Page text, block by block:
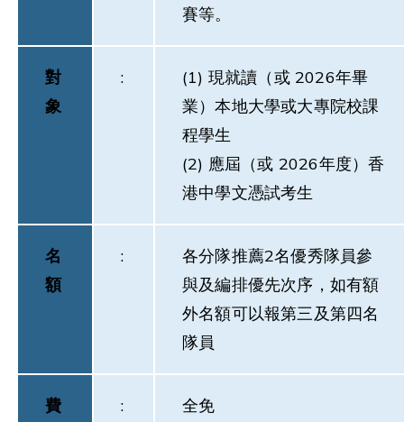
賽等。
對
象
:
(1) 現就讀（或 2026年畢
業）本地大學或大專院校課
程學生
(2) 應屆（或 2026年度）香
港中學文憑試考生
名
額
:
各分隊推薦2名優秀隊員參
與及編排優先次序，如有額
外名額可以報第三及第四名
隊員
費
: 全免